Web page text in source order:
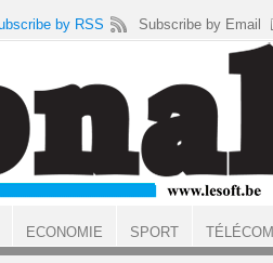
by RSS Subscribe by Email
ECONOMIE SPORT TÉLÉCOM